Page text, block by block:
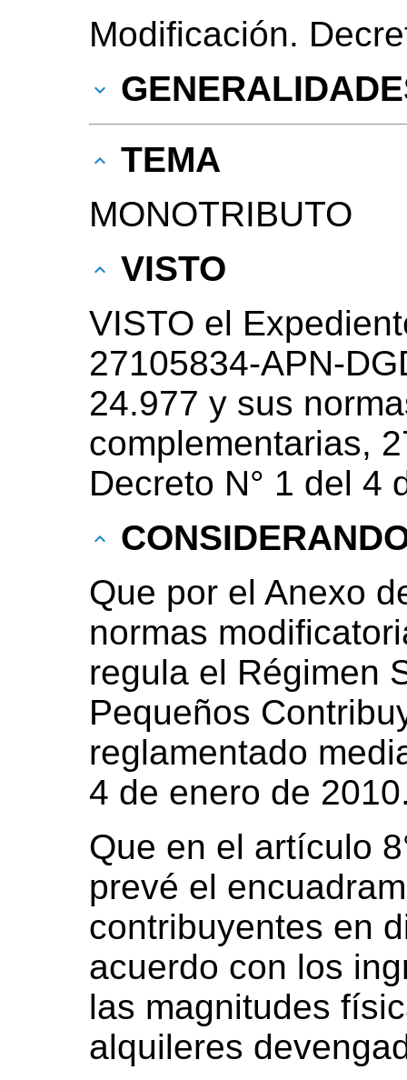
Modificación.
TEMA
MONOTRIBUTO
VISTO
VISTO el
27105834-APN-
24.977 y sus
complementarias,
Decreto N° 1 del 4
Que por el Anexo
normas
regula el Régimen
Pequeños
reglamentado
4 de enero de
Que en el artículo
prevé el
contribuyentes en
acuerdo con los
las magnitudes
alquileres